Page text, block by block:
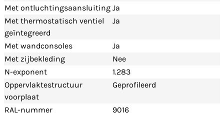
Met ontluchtingsaansluiting Ja
Met thermostatisch ventiel
geïntegreerd
Ja
Met wandconsoles
Ja
Met zijbekleding
Nee
N-exponent
1.283
Oppervlaktestructuur
voorplaat
Geprofileerd
RAL-nummer
9016